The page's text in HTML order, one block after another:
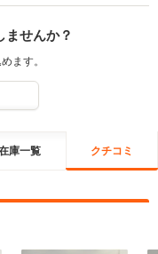
ませんか？
ます。
庫一覧 クチコミ